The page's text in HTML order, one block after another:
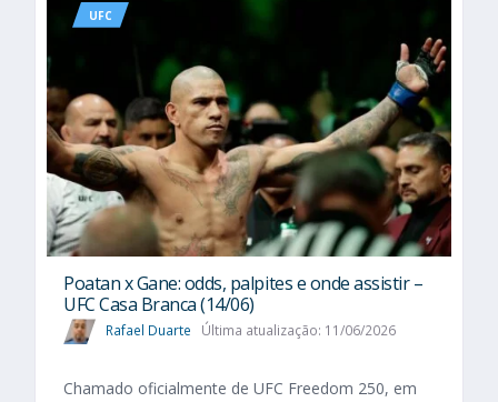
UFC
Poatan x Gane: odds, palpites e onde assistir –
UFC Casa Branca (14/06)
Rafael Duarte Última atualização: 11/06/2026
Chamado oficialmente de UFC Freedom 250, em